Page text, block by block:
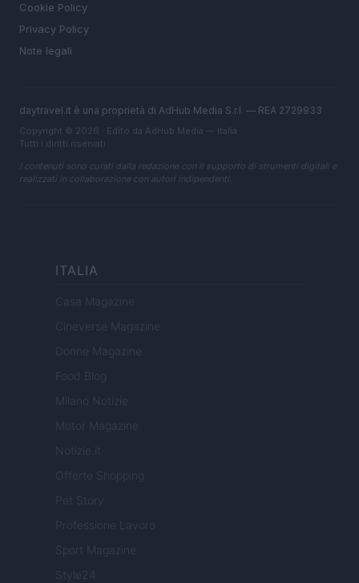
Cookie Policy
Privacy Policy
Note legali
daytravel.it è una proprietà di AdHub Media S.r.l. — REA 2729933
Copyright © 2026 · Edito da AdHub Media — Italia
Tutti i diritti riservati
I contenuti sono curati dalla redazione con il supporto di strumenti digitali e
realizzati in collaborazione con autori indipendenti.
ITALIA
Casa Magazine
Cineverse Magazine
Donne Magazine
Food Blog
Milano Notizie
Motor Magazine
Notizie.it
Offerte Shopping
Pet Story
Professione Lavoro
Sport Magazine
Style24